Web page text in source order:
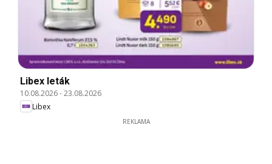
Libex leták
10.08.2026-23.08.2026
Libex
REKLAMA